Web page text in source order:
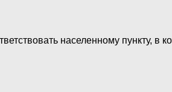
населенному пункту, в